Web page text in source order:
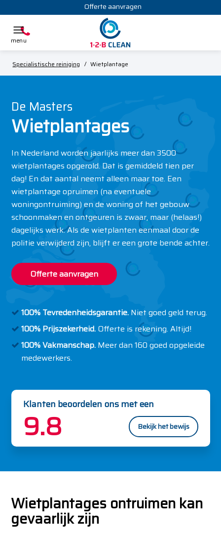
Offerte aanvragen
Specialistische reiniging / Wietplantage
De Masters
Wietplantages
In Nederland worden jaarlijks meer dan 3500
wietplantages opgerold. Dat is gemiddeld tien per
dag! En dat aantal neemt alleen maar toe. Een
wietplantage opruimen (na eventuele
woningontruiming) en de woning of het gebouw
schoonmaken en ontgeuren is zwaar, maar (helaas!)
dagelijks werk. Als de wietplanten eenmaal door de
politie verwijderd zijn, blijft er een grote bende achter.
Offerte aanvragen
100% Tevredenheidsgarantie. Niet goed geld terug.
100% Prijszekerheid. Offerte is rekening. Altijd!
100% Vakmanschap. Meer dan 160 goed opgeleide
medewerkers.
Klanten beoordelen ons met een
9.8 Bekijk het bewijs
Wietplantages ontruimen kan
gevaarlijk zijn